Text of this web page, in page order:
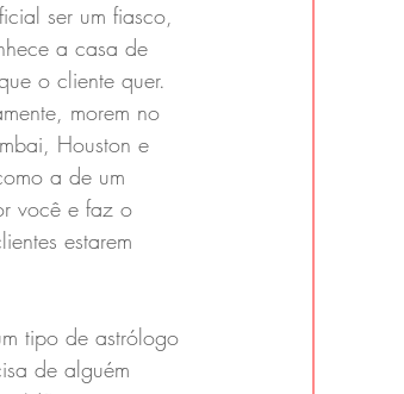
ser um fiasco,
a casa de
o cliente quer.
morem no
Houston e
a de um
você e faz o
estarem
tipo de astrólogo
de alguém